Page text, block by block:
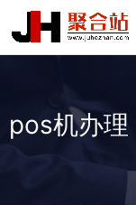
pos机办理